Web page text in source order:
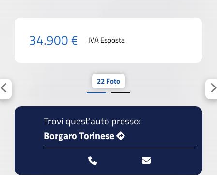
34.900 € IVA Esposta
22 Foto
Trovi quest'auto presso:
Borgaro Torinese